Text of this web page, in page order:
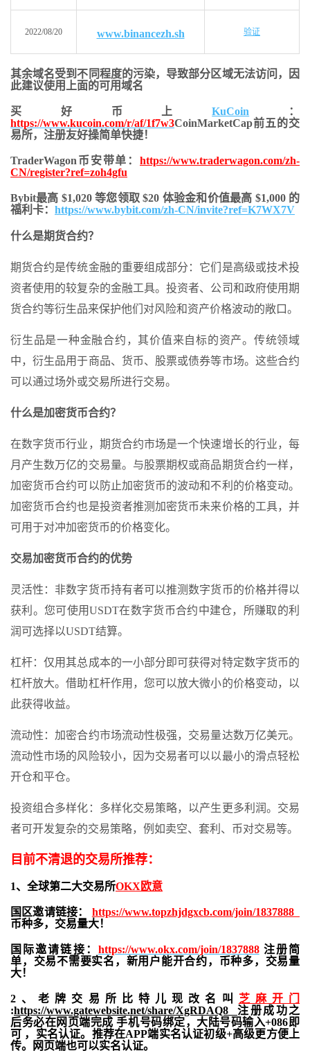
2022/08/20 www.binancezh.sh 验证
其余域名受到不同程度的污染，导致部分区域无法访问，
因
此建议使用上面的可用域名
买好币上KuCoin ：
https://www.kucoin.com/r/af/1f7w3CoinMarketCap前五的交
易所，注册友好操简单快捷！
TraderWagon币安带单： https://www.traderwagon.com/zh-
CN/register?ref=zoh4gfu
Bybit最高 $1,020 等您领取 $20 体验金和价值最高 $1,000 的
福利卡： https://www.bybit.com/zh-CN/invite?ref=K7WX7V
什么是期货合约？
期货合约是传统金融的重要组成部分：它们是高级或技术投
资者使用的较复杂的金融工具。投资者、公司和政府使用期
货合约等衍生品来保护他们对风险和资产价格波动的敞口。
衍生品是一种金融合约，其价值来自标的资产。传统领域
中，衍生品用于商品、货币、股票或债券等市场。这些合约
可以通过场外或交易所进行交易。
什么是加密货币合约？
在数字货币行业，期货合约市场是一个快速增长的行业，每
月产生数万亿的交易量。与股票期权或商品期货合约一样，
加密货币合约可以防止加密货币的波动和不利的价格变动。
加密货币合约也是投资者推测加密货币未来价格的工具，并
可用于对冲加密货币的价格变化。
交易加密货币合约的优势
灵活性：非数字货币持有者可以推测数字货币的价格并得以
获利。您可使用USDT在数字货币合约中建仓，所赚取的利
润可选择以USDT结算。
杠杆：仅用其总成本的一小部分即可获得对特定数字货币的
杠杆放大。借助杠杆作用，您可以放大微小的价格变动，以
此获得收益。
流动性：加密合约市场流动性极强，交易量达数万亿美元。
流动性市场的风险较小，因为交易者可以以最小的滑点轻松
开仓和平仓。
投资组合多样化：多样化交易策略，以产生更多利润。交易
者可开发复杂的交易策略，例如卖空、套利、币对交易等。
目前不清退的交易所推荐：
1、全球第二大交易所OKX欧意
国区邀请链接： https://www.topzhjdgxcb.com/join/1837888
币种多，交易量大！
国际邀请链接： https://www.okx.com/join/1837888注册简
单，交易不需要实名，新用户能开合约， 币种多，交易量
大！
2、老牌交易所比特儿现改名叫 芝麻开门
:https://www.gatewebsite.net/share/XgRDAQ8 注册成功之
后务必在网页端完成 手机号码绑定，大陆号码输入+086即
可 ，实名认证。推荐在APP端实名认证初级+高级更方便上
传。网页端也可以实名认证。